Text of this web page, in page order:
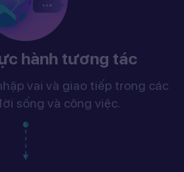
hành tương tác
vai và giao tiếp trong các
sống và công việc.